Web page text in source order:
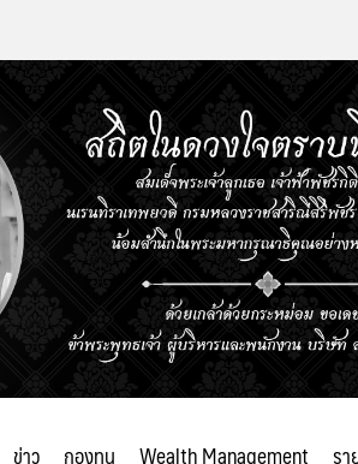
ข่าว กองทุน Wealth Management ร